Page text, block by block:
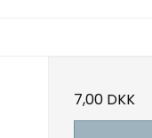
7,00 DKK